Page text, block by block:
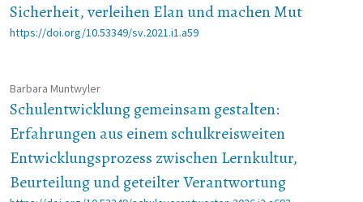
Sicherheit, verleihen Elan und machen Mut
https://doi.org/10.53349/sv.2021.i1.a59
Barbara Muntwyler
Schulentwicklung gemeinsam gestalten:
Erfahrungen aus einem schulkreisweiten
Entwicklungsprozess zwischen Lernkultur,
Beurteilung und geteilter Verantwortung